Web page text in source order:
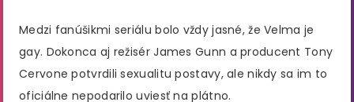
Medzi fanúšikmi seriálu bolo vždy jasné, že Velma je
gay. Dokonca aj režisér James Gunn a producent Tony
Cervone potvrdili sexualitu postavy, ale nikdy sa im to
oficiálne nepodarilo uviesť na plátno.